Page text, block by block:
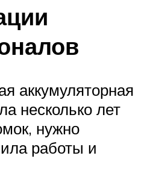
аккумуляторная
несколько лет
нужно
работы и